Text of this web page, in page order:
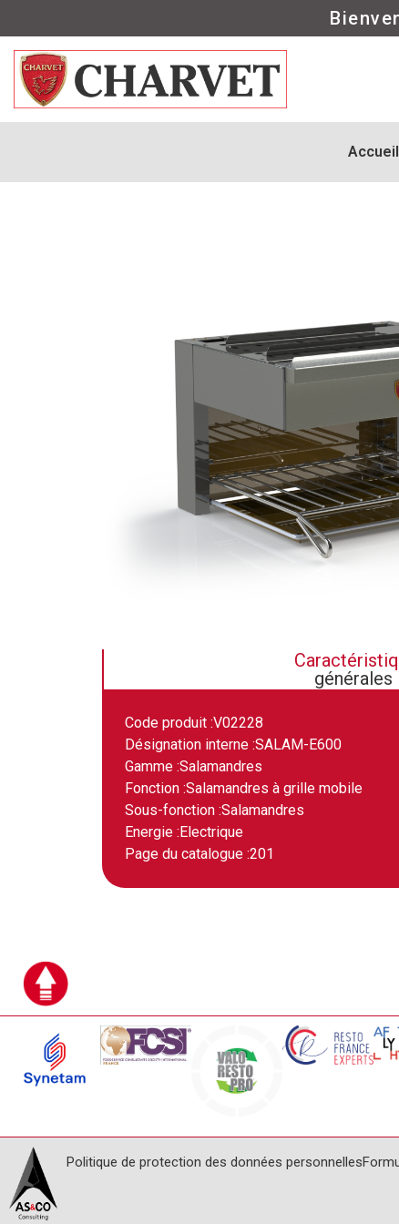
Accueil
générales
Code produit :V02228
Désignation interne :SALAM-E600
Gamme :Salamandres
Fonction :Salamandres à grille mobile
Sous-fonction :Salamandres
Energie : Electrique
Page du catalogue :201
Politique de protection des données personnelles